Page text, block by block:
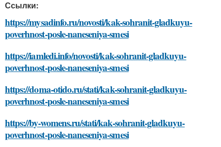
Ссылки:
https://mysadinfo.ru/novosti/kak-sohranit-gladkuyu-
poverhnost-posle-naneseniya-smesi
https://iamledi.info/novosti/kak-sohranit-gladkuyu-
poverhnost-posle-naneseniya-smesi
https://doma-otido.ru/stati/kak-sohranit-gladkuyu-
poverhnost-posle-naneseniya-smesi
https://by-womens.ru/stati/kak-sohranit-gladkuyu-
poverhnost-posle-naneseniya-smesi